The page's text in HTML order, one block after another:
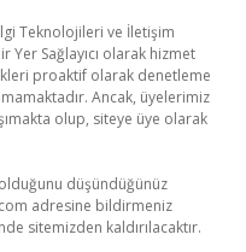
Teknolojileri ve İletişim
Yer Sağlayıcı olarak hizmet
proaktif olarak denetleme
Ancak, üyelerimiz
olup, siteye üye olarak
düşündüğünüz
adresine bildirmeniz
sitemizden kaldırılacaktır.